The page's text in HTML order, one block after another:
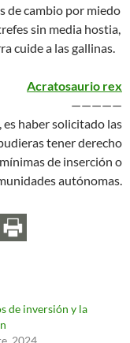
de cambio por miedo
sin media hostia,
cuide a las gallinas.
Acratosaurio rex
—————
haber solicitado las
tener derecho
de inserción o
autónomas.
de inversión y la